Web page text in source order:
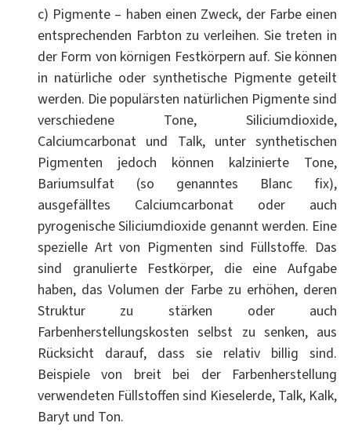
c) Pigmente – haben einen Zweck, der Farbe einen
entsprechenden Farbton zu verleihen. Sie treten in
der Form von körnigen Festkörpern auf. Sie können
in natürliche oder synthetische Pigmente geteilt
werden. Die populärsten natürlichen Pigmente sind
verschiedene Tone, Siliciumdioxide,
Calciumcarbonat und Talk, unter synthetischen
Pigmenten jedoch können kalzinierte Tone,
Bariumsulfat (so genanntes Blanc fix),
ausgefälltes Calciumcarbonat oder auch
pyrogenische Siliciumdioxide genannt werden. Eine
spezielle Art von Pigmenten sind Füllstoffe. Das
sind granulierte Festkörper, die eine Aufgabe
haben, das Volumen der Farbe zu erhöhen, deren
Struktur zu stärken oder auch
Farbenherstellungskosten selbst zu senken, aus
Rücksicht darauf, dass sie relativ billig sind.
Beispiele von breit bei der Farbenherstellung
verwendeten Füllstoffen sind Kieselerde, Talk, Kalk,
Baryt und Ton.